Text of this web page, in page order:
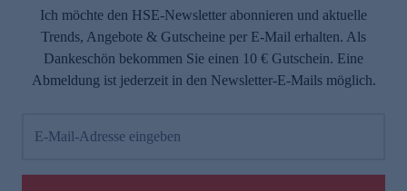
Ich möchte den HSE-Newsletter abonnieren und aktuelle
Trends, Angebote & Gutscheine per E-Mail erhalten. Als
Dankeschön bekommen Sie einen 10 € Gutschein. Eine
Abmeldung ist jederzeit in den Newsletter-E-Mails möglich.
E-Mail-Adresse eingeben